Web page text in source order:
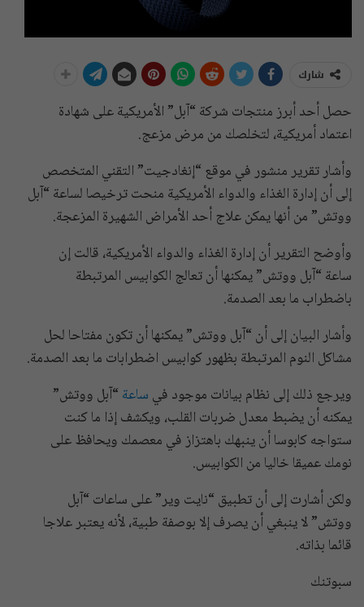
شارك
حصل أحد أبرز منتجات شركة “آبل” الأمريكية على شهادة
اعتماد أمريكية، لتخلصك من مرض مزعج.
وأشار تقرير منشور في موقع “إنغادجيت” التقني المتخصص
إلى أن إدارة الغذاء والدواء الأمريكية منحت ترخيصا لساعة “آبل
ووتش” من أنها يمكن علاج أحد الأمراض الشهيرة المزعجة.
وأوضح التقرير أن إدارة الغذاء والدواء الأمريكية، قالت إن
ساعة “آبل ووتش” يمكنها أن تعالج الكوابيس المرتبطة
باضطراب ما بعد الصدمة.
وأشار البيان إلى أن “آبل ووتش” يمكنها أن تكون مفتاحا لحل
مشاكل النوم المرتبطة بظهور كوابيس اضطرابات ما بعد الصدمة.
ويرجع ذلك إلى نظام بيانات موجود في ساعة “آبل ووتش”
يمكنه أن يضبط معدل ضربات القلب، ويكشف إذا ما كنت
ستواجه كابوسا أن ينبهك باهتزاز في معصمك ويحافظ على
نومك عميقا خاليا من الكوابيس.
ولكن أشارت إلى أن تطبيق “نايت وير” على ساعات “آبل
ووتش” لا ينبغي أن يصرف إلا بوصفة طبية، لأنه يعتبر علاجا
قائما بذاته.
سبوتنك